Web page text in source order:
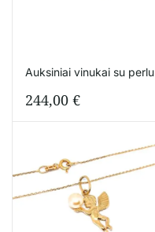
Auksiniai vinukai su perlu
244,00 €